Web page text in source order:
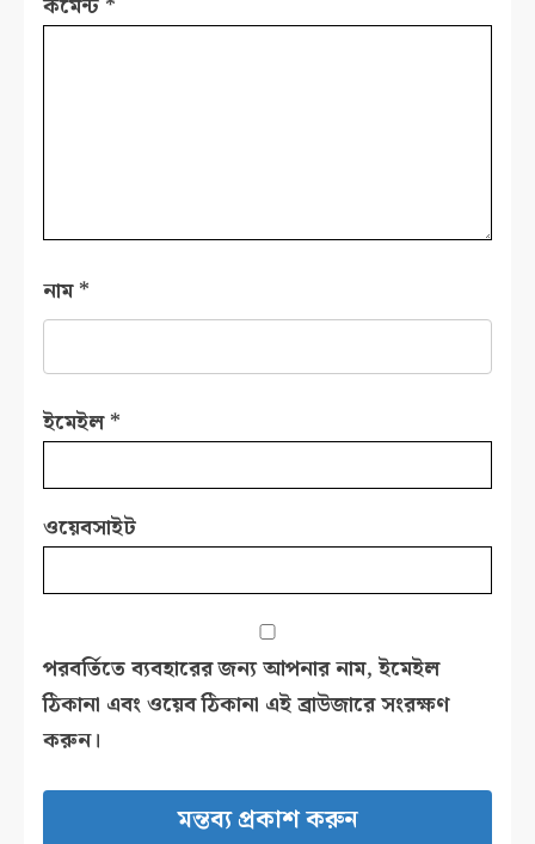
নাম*
ইমেইল*
ওয়েবসাইট
পরবর্তিতে ব্যবহারের জন্য আপনার নাম, ইমেইল
ঠিকানা এবং ওয়েব ঠিকানা এই ব্রাউজারে সংরক্ষণ
করুন।